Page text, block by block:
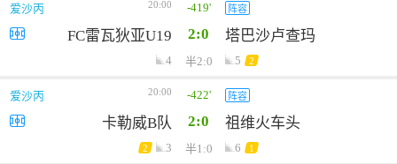
爱沙丙 20:00 -419' 阵容
FC雷瓦狄亚U19 2:0 塔巴沙卢查玛
4 半2:0 5 2
爱沙丙 20:00 -422' 阵容
卡勒威B队 2:0 祖维火车头
2 3 半1:0 6 1